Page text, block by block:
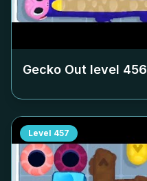
Gecko Out level 456
Level 457